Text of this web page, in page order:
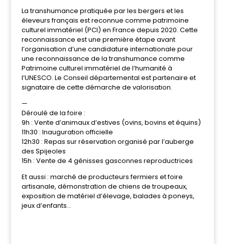
La transhumance pratiquée par les bergers et les
éleveurs français est reconnue comme patrimoine
culturel immatériel (PCI) en France depuis 2020. Cette
reconnaissance est une première étape avant
l’organisation d’une candidature internationale pour
une reconnaissance de la transhumance comme
Patrimoine culturel immatériel de l’humanité à
l’UNESCO. Le Conseil départemental est partenaire et
signataire de cette démarche de valorisation.
—
Déroulé de la foire :
9h : Vente d’animaux d’estives (ovins, bovins et équins)
11h30 : Inauguration officielle
12h30 : Repas sur réservation organisé par l’auberge
des Spijeoles
15h : Vente de 4 génisses gasconnes reproductrices
Et aussi : marché de producteurs fermiers et foire
artisanale, démonstration de chiens de troupeaux,
exposition de matériel d’élevage, balades à poneys,
jeux d’enfants…